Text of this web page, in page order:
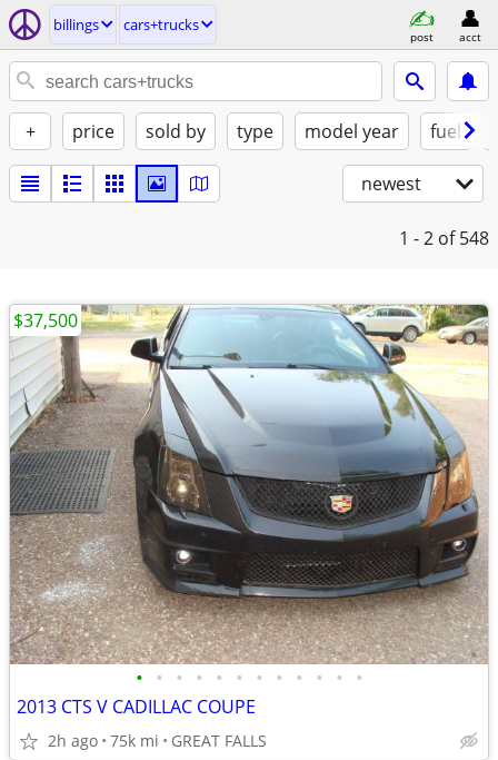
billings cars+trucks
post acct
+ price sold by type model year fuel
newest
1 - 2 of 548
• • • • • • • • • • • •
2013 CTS V CADILLAC COUPE
2h ago 75k mi GREAT FALLS
$37,500